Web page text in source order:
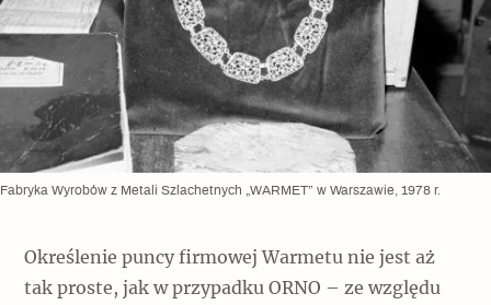
Fabryka Wyrobów z Metali Szlachetnych „WARMET” w Warszawie, 1978 r.
Określenie puncy firmowej Warmetu nie jest aż
tak proste, jak w przypadku ORNO – ze względu